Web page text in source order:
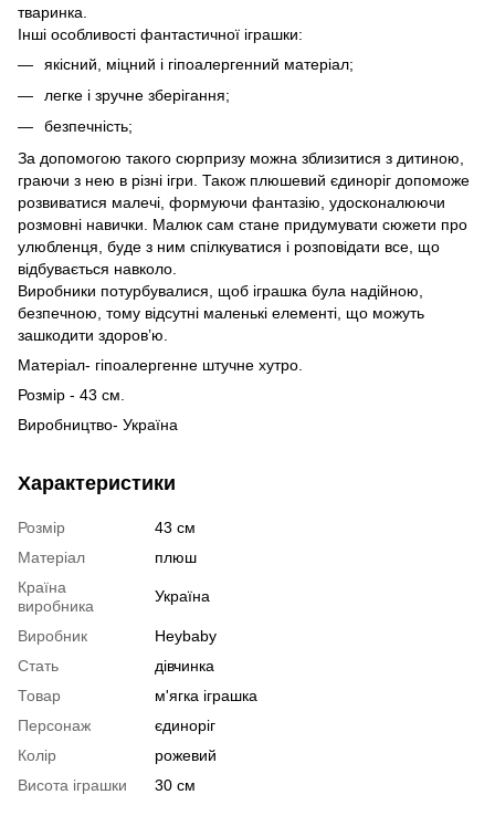
тваринка.
Інші особливості фантастичної іграшки:
якісний, міцний і гіпоалергенний матеріал;
легке і зручне зберігання;
безпечність;
За допомогою такого сюрпризу можна зблизитися з дитиною,
граючи з нею в різні ігри. Також плюшевий єдиноріг допоможе
розвиватися малечі, формуючи фантазію, удосконалюючи
розмовні навички. Малюк сам стане придумувати сюжети про
улюбленця, буде з ним спілкуватися і розповідати все, що
відбувається навколо.
Виробники потурбувалися, щоб іграшка була надійною,
безпечною, тому відсутні маленькі елементі, що можуть
зашкодити здоров’ю.
Матеріал- гіпоалергенне штучне хутро.
Розмір - 43 см.
Виробництво- Україна
Характеристики
Розмір
43 см
Матеріал
плюш
Країна
виробника
Україна
Виробник
Heybaby
Стать
дівчинка
Товар
м'ягка іграшка
Персонаж
єдиноріг
Колір
рожевий
Висота іграшки
30 см